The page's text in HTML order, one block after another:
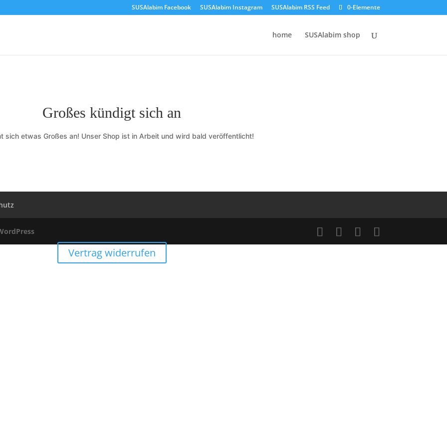
SUSAlabim Facebook SUSAlabim Instagram SUSAlabim RSS Feed 0-Elemente
home SUSAlabim shop
Großes kündigt sich an
sich etwas Großes an! Unser Shop ist in Arbeit und wird bald veröffentlicht!
Vertrag widerrufen